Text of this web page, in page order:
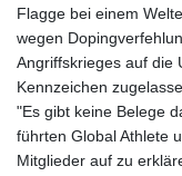
Flagge bei einem
wegen
Angriffskrieges auf die
Kennzeichen
"Es gibt keine Belege
führten Global Athlete
Mitglieder auf zu